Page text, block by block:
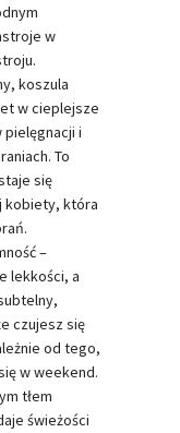
w
koszula
w cieplejsze
pielęgnacji i
To
się
kobiety, która
–
lekkości, a
czujesz się
od tego,
w weekend.
tłem
świeżości